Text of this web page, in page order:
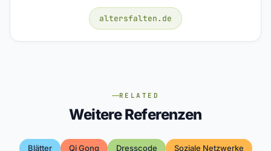
altersfalten.de
RELATED
Weitere Referenzen
Blätter Qi Gong Dresscode Soziale Netzwerke